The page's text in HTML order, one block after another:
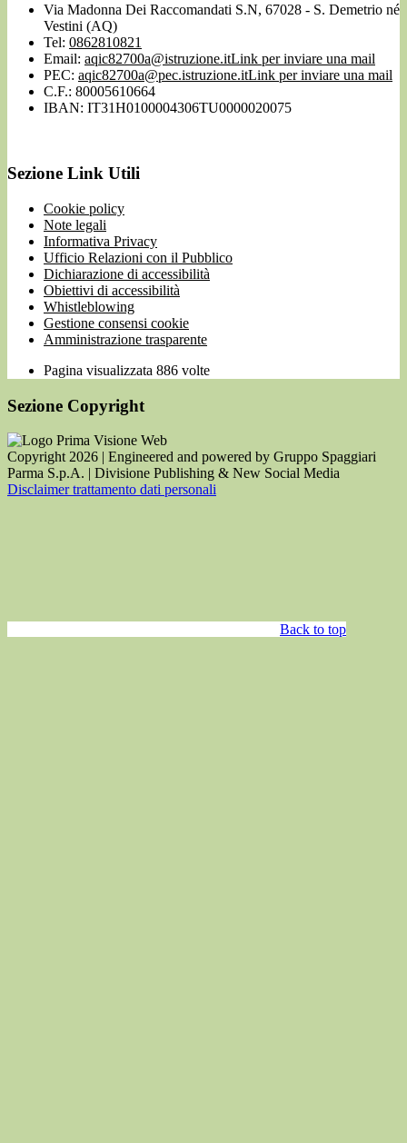
Via Madonna Dei Raccomandati S.N, 67028 - S. Demetrio né
Vestini (AQ)
Tel: 0862810821
Email: aqic82700a@istruzione.itLink per inviare una mail
PEC: aqic82700a@pec.istruzione.itLink per inviare una mail
C.F.: 80005610664
IBAN: IT31H0100004306TU0000020075
Sezione Link Utili
Cookie policy
Note legali
Informativa Privacy
Ufficio Relazioni con il Pubblico
Dichiarazione di accessibilità
Obiettivi di accessibilità
Whistleblowing
Gestione consensi cookie
Amministrazione trasparente
Pagina visualizzata 886 volte
Sezione Copyright
Copyright 2026 | Engineered and powered by Gruppo Spaggiari
Parma S.p.A. | Divisione Publishing & New Social Media
Disclaimer trattamento dati personali
Back to top